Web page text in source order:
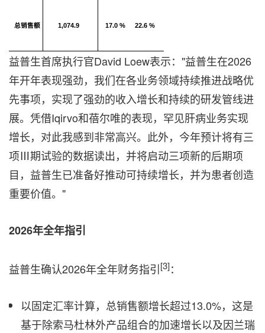
总销售额 1,074.9 17.0 % 22.6 %
益普生首席执行官David Loew表示："益普生在2026
年开年表现强劲，我们在各业务领域持续推进战略优
先事项，实现了强劲的收入增长和持续的研发管线进
展。凭借Iqirvo和蓓尔唯的表现，罕见肝病业务实现
增长，对此我感到非常高兴。此外，今年预计将有三
项Ⅲ期试验的数据读出，并将启动三项新的后期项
目，益普生已准备好推动可持续增长，并为患者创造
重要价值。"
2026年全年指引
益普生确认2026年全年财务指引[3]：
以固定汇率计算，总销售额增长超过13.0%，这是
基于除索马杜林外产品组合的加速增长以及因兰瑞